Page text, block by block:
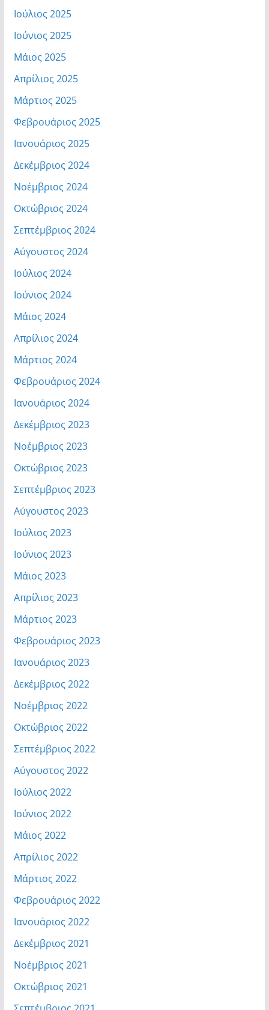
Ιούλιος 2025
Ιούνιος 2025
Μάιος 2025
Απρίλιος 2025
Μάρτιος 2025
Φεβρουάριος 2025
Ιανουάριος 2025
Δεκέμβριος 2024
Νοέμβριος 2024
Οκτώβριος 2024
Σεπτέμβριος 2024
Αύγουστος 2024
Ιούλιος 2024
Ιούνιος 2024
Μάιος 2024
Απρίλιος 2024
Μάρτιος 2024
Φεβρουάριος 2024
Ιανουάριος 2024
Δεκέμβριος 2023
Νοέμβριος 2023
Οκτώβριος 2023
Σεπτέμβριος 2023
Αύγουστος 2023
Ιούλιος 2023
Ιούνιος 2023
Μάιος 2023
Απρίλιος 2023
Μάρτιος 2023
Φεβρουάριος 2023
Ιανουάριος 2023
Δεκέμβριος 2022
Νοέμβριος 2022
Οκτώβριος 2022
Σεπτέμβριος 2022
Αύγουστος 2022
Ιούλιος 2022
Ιούνιος 2022
Μάιος 2022
Απρίλιος 2022
Μάρτιος 2022
Φεβρουάριος 2022
Ιανουάριος 2022
Δεκέμβριος 2021
Νοέμβριος 2021
Οκτώβριος 2021